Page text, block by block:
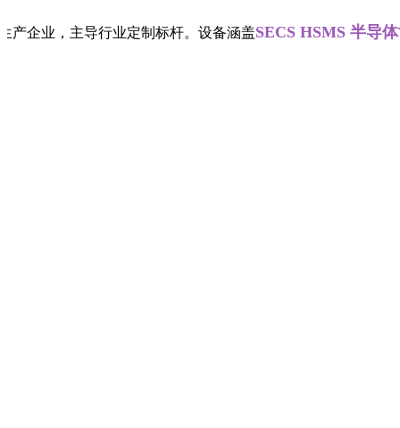
，主导行业定制标杆。设备涵盖SECS HSMS 半导体协议